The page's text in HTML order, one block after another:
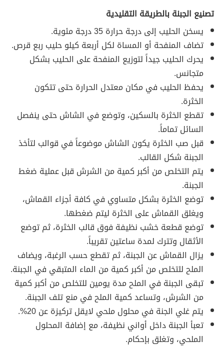
تصنيع الجبنة بالطريقة التقليدية
يسخن الحليب إلى درجة حرارة 35 درجة مئوية.
تضاف المنفحة أو المساة لكل أربعة كيلو حليب ربع قرص.
يحرك الحليب جيداً لتوزيع المنفحة على الحليب بشكل
متجانس.
يحفظ الحليب في مكان معتدل الحرارة حتى تتكون
الخثرة.
تقطع الخثرة بالسكين، وتوضع في الشاش حتى ينفصل
السائل تماماً.
قبل صب الخثرة يكون الشاش موضوعاً في قوالب لتأخذ
الجبنة شكل القالب.
يتم التخلص من أكبر كمية من الشرش قبل عملية ضغط
الجبنة.
توضع الخثرة بشكل متساوي في كافة أجزاء القماش،
ويغلق القماش على الخثرة ليتم ضغطها.
توضع قطعة خشب نظيفة فوق قالب الخثرة، ثم توضع
الأثقال وتترك لمدة ساعتين تقريباً.
يزال القماش عن الجبنة، ثم تقطع حسب الرغبة، ويضاف
الملح للتخلص من أكبر كمية من الماء المتبقي في الجبنة.
تبقى الجبنة في الملح مدة يومين للتخلص من أكبر كمية
من الشرش، وتساعد كمية الملح في منع تلف الجبنة.
يتم غلي الجنة في محلول ملحي لايقل تركيزة عن 20%.
تعبأ الجبنة داخل أواني نظيفة، مع إضافة المحلول
الملحي، وتغلق بإحكام.